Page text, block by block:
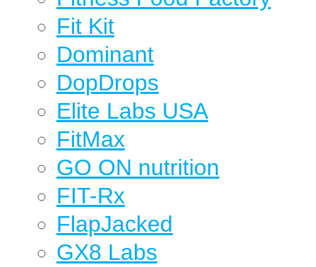
Fit Kit
Dominant
DopDrops
Elite Labs USA
FitMax
GO ON nutrition
FIT-Rx
FlapJacked
GX8 Labs